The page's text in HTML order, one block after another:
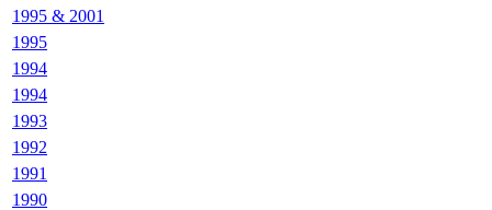
1995 & 2001
1995
1994
1994
1993
1992
1991
1990